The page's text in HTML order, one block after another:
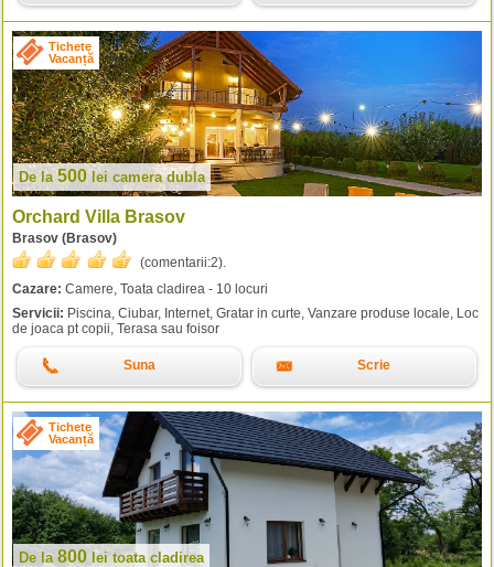
Tichete
Vacanță
De la500lei camera dubla
Orchard Villa Brasov
Brasov (Brasov)
(comentarii:2).
Cazare: Camere, Toata cladirea - 10 locuri
Servicii: Piscina, Ciubar, Internet, Gratar in curte, Vanzare produse locale, Loc
de joaca pt copii, Terasa sau foisor
Suna Scrie
Tichete
Vacanță
De la 800 lei toata cladirea